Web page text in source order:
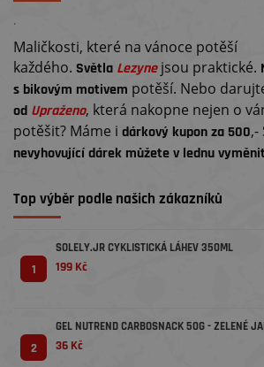
´
Maličkosti, které na vánoce potěší
každého. Světla Lezyne jsou praktické.
s bikovým motivem potěší. Nebo
od Upraženo, která nakopne nejen o
potěšit? Máme i dárkový kupon za 500,-
nevyhovující dárek můžete v lednu
Top výběr podle našich zákazníků
1
SOLELY.JR CYKLISTICKÁ LÁHEV 350ML
199 Kč
2
GEL NUTREND CARBOSNACK 50G - ZELENÉ
36 Kč